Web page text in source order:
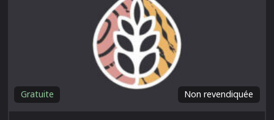
Non revendiquée
Gratuite